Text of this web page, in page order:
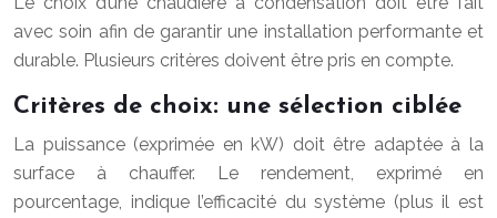
avec soin afin de garantir une installation performante et
durable. Plusieurs critères doivent être pris en compte.
Critères de choix: une sélection ciblée
La puissance (exprimée en kW) doit être adaptée à la
surface à chauffer. Le rendement, exprimé en
pourcentage, indique l’efficacité du système (plus il est